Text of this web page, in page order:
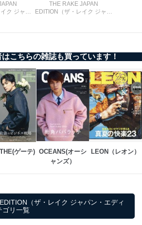
ク ジャパ
THE RAKE JAPAN
EDITION（ザ・レイク ジャパ
こちらの雑誌も買っています！
ゲーテ) OCEANS(オーシ
ャンズ）
LEON（レオン）
（ザ・レイク ジャパン・エディ
ゴリ一覧